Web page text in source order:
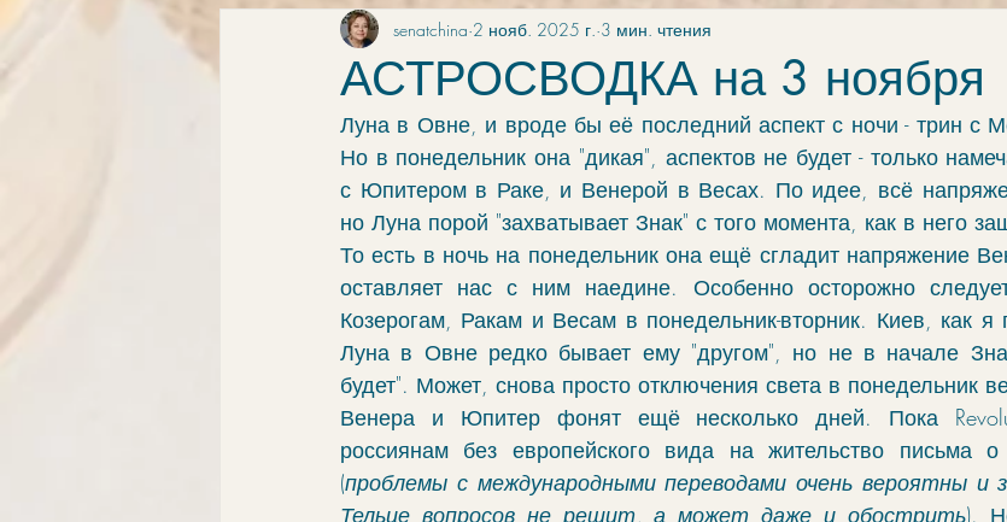
практическая мантика карта как единое целое
элементы связи обучение гороскоп элекции зодиак
ингрессии в знак апокрифы моделирование ректификация
проработка vocabulary руны
АСТРОСВОДКА на 3 ноября
senatchina 2 нояб. 2025 г. 3 мин. чтения
Луна в Овне, и вроде бы её последний аспект с ночи - трин с
Но в понедельник она "дикая", аспектов не будет - только
с Юпитером в Раке, и Венерой в Весах. По идее, всё
но Луна порой "захватывает Знак" с того момента, как в него
То есть в ночь на понедельник она ещё сгладит напряжение
оставляет нас с ним наедине. Особенно осторожно
Козерогам, Ракам и Весам в понедельник-вторник. Киев, как я
Луна в Овне редко бывает ему "другом", но не в начале
будет". Может, снова просто отключения света в понедельник
Венера и Юпитер фонят ещё несколько дней. Пока
россиянам без европейского вида на жительство письма о
(проблемы с международными переводами очень вероятны и
Тельце вопросов не решит, а может даже и обострить).